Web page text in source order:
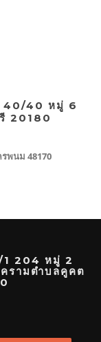
40/40 หมู่ 6
20180
พนม 48170
1 204 หมู่ 2
รามตำบลคูคต